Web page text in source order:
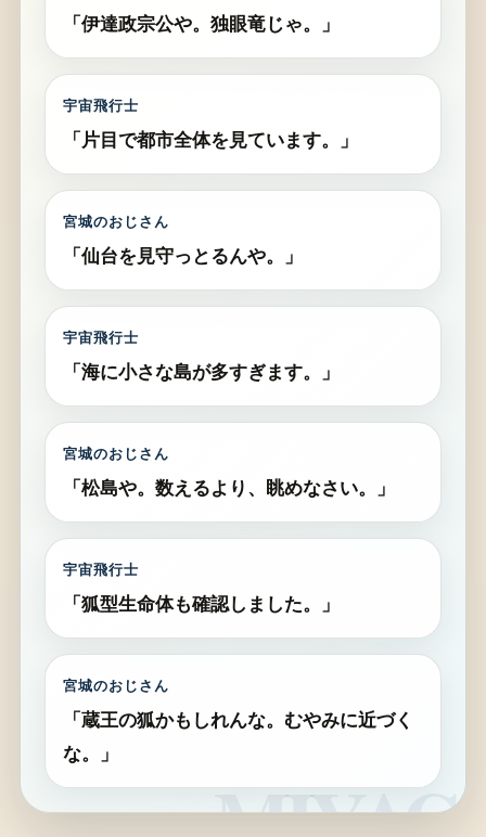
「伊達政宗公や。独眼竜じゃ。」
宇宙飛行士
「片目で都市全体を見ています。」
宮城のおじさん
「仙台を見守っとるんや。」
宇宙飛行士
「海に小さな島が多すぎます。」
宮城のおじさん
「松島や。数えるより、眺めなさい。」
宇宙飛行士
「狐型生命体も確認しました。」
宮城のおじさん
「蔵王の狐かもしれんな。むやみに近づく
な。」